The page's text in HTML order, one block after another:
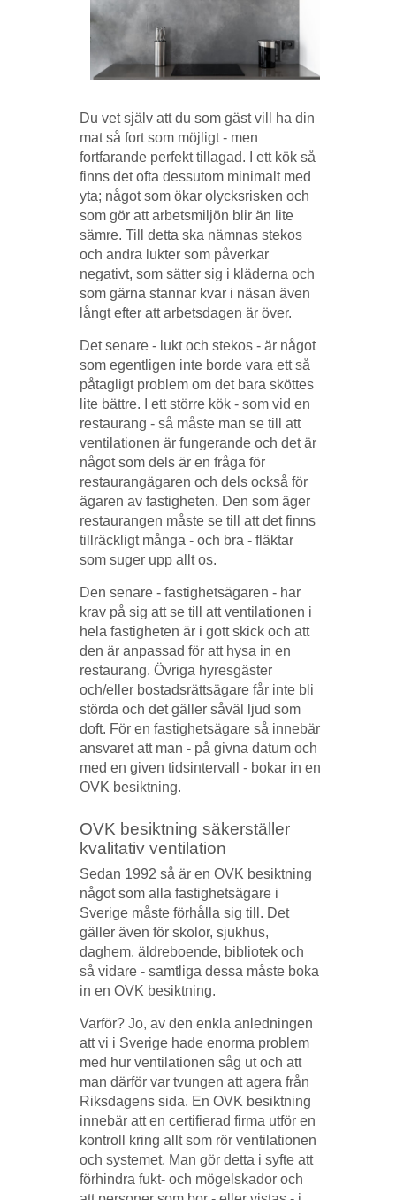
Du vet själv att du som gäst vill ha din
mat så fort som möjligt - men
fortfarande perfekt tillagad. I ett kök så
finns det ofta dessutom minimalt med
yta; något som ökar olycksrisken och
som gör att arbetsmiljön blir än lite
sämre. Till detta ska nämnas stekos
och andra lukter som påverkar
negativt, som sätter sig i kläderna och
som gärna stannar kvar i näsan även
långt efter att arbetsdagen är över.
Det senare - lukt och stekos - är något
som egentligen inte borde vara ett så
påtagligt problem om det bara sköttes
lite bättre. I ett större kök - som vid en
restaurang - så måste man se till att
ventilationen är fungerande och det är
något som dels är en fråga för
restaurangägaren och dels också för
ägaren av fastigheten. Den som äger
restaurangen måste se till att det finns
tillräckligt många - och bra - fläktar
som suger upp allt os.
Den senare - fastighetsägaren - har
krav på sig att se till att ventilationen i
hela fastigheten är i gott skick och att
den är anpassad för att hysa in en
restaurang. Övriga hyresgäster
och/eller bostadsrättsägare får inte bli
störda och det gäller såväl ljud som
doft. För en fastighetsägare så innebär
ansvaret att man - på givna datum och
med en given tidsintervall - bokar in en
OVK besiktning.
OVK besiktning säkerställer
kvalitativ ventilation
Sedan 1992 så är en OVK besiktning
något som alla fastighetsägare i
Sverige måste förhålla sig till. Det
gäller även för skolor, sjukhus,
daghem, äldreboende, bibliotek och
så vidare - samtliga dessa måste boka
in en OVK besiktning.
Varför? Jo, av den enkla anledningen
att vi i Sverige hade enorma problem
med hur ventilationen såg ut och att
man därför var tvungen att agera från
Riksdagens sida. En OVK besiktning
innebär att en certifierad firma utför en
kontroll kring allt som rör ventilationen
och systemet. Man gör detta i syfte att
förhindra fukt- och mögelskador och